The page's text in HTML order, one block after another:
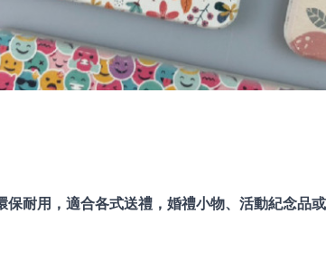
耐用，適合各式送禮，婚禮小物、活動紀念品